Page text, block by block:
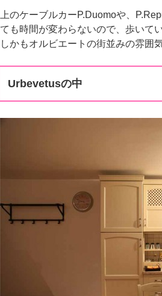
上のケーブルカーP.Duomoや、
ても時間が変わらないので、歩いて
しかもオルビエートの街並みの雰囲
Urbevetusの中